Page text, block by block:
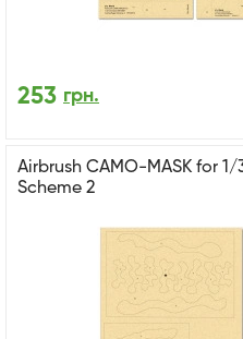
253 грн.
Airbrush CAMO-MASK for
Scheme 2